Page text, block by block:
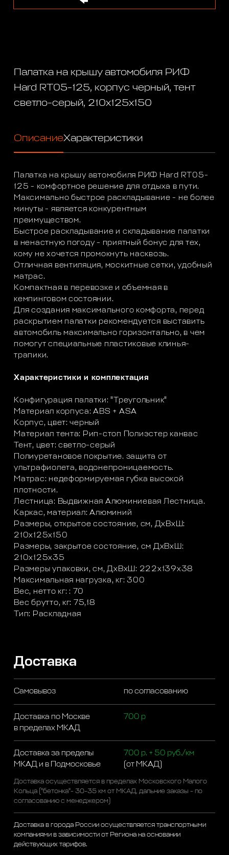
Палатка на крышу автомобиля РИФ
Hard RT05-125, корпус черный, тент
светло-серый, 210х125х150
ОписаниеХарактеристики
Палатка на крышу автомобиля РИФ Hard RT05-
125 - комфортное решение для отдыха в пути.
Максимально быстрое раскладывание - не более
минуты - является конкурентным
преимуществом.
Быстрое раскладывание и складывание палатки
в ненастную погоду - приятный бонус для тех,
кому не хочется промокнуть насквозь.
Отличная вентиляция, москитные сетки, удобный
матрас.
Компактная в перевозке и объемная в
кемпинговом состоянии.
Для создания максимального комфорта, перед
раскрытием палатки рекомендуется выставить
автомобиль максимально горизонтально, в чем
помогут специальные пластиковые клинья-
трапики.
Характеристики и комплектация
Конфигурация палатки: "Треугольник"
Материал корпуса: ABS + ASA
Корпус, цвет: черный
Материал тента: Рип-стоп Полиэстер канвас
Тент, цвет: светло-серый
Полиуретановое покрытие. защита от
ультрафиолета, водонепроницаемость.
Матрас: недеформируемая губка высокой
плотности.
Лестница: Выдвижная Алюминиевая Лестница.
Каркас, материал: Алюминий
Размеры, открытое состояние, см, ДхВхШ:
210х125х150
Размеры, закрытое состояние, см ДхВхШ:
210х125х35
Размеры упаковки, см, ДхВхШ: 222х139х38
Максимальная нагрузка, кг: 300
Вес, нетто кг: : 70
Вес брутто, кг: 75,18
Тип: Раскладная
Доставка
Самовывоз по согласованию
Доставка по Москве
в пределах МКАД
700 р
Доставка за пределы
МКАД и в Подмосковье
700 р. + 50 руб./км
(от МКАД)
Доставка осуществляется в пределах Московского Малого
Кольца ("бетонка"- 30-35 км от МКАД, дальние заказы - по
согласованию с менеджером)
Доставка в города России осуществляется транспортными
компаниями в зависимости от Региона на основании
действующих тарифов.